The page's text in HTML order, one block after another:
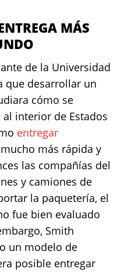
MÁS
de la Universidad
que desarrollar un
cómo se
interior de Estados
entregar
más rápida y
las compañías del
y camiones de
la paquetería, el
fue bien evaluado
Smith
un modelo de
posible entregar